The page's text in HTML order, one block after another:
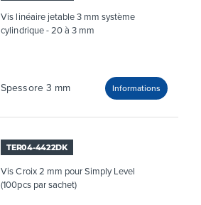
Vis linéaire jetable 3 mm système
cylindrique - 20 à 3 mm
Spessore 3 mm
TER04-4422DK
Vis Croix 2 mm pour Simply Level
(100pcs par sachet)